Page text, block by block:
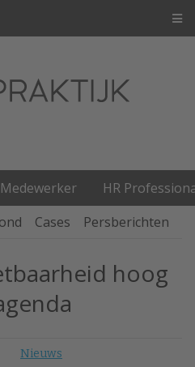
Medewerker
HR
Cases Persberichten
hoog
Nieuws